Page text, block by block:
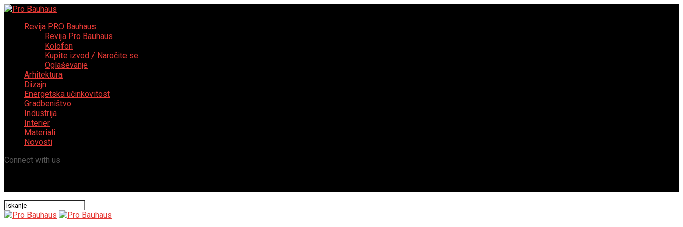
Revija PRO Bauhaus
Revija Pro Bauhaus
Kolofon
Kupite izvod / Naročite se
Oglaševanje
Arhitektura
Dizajn
Energetska učinkovitost
Gradbeništvo
Industrija
Interier
Materiali
Novosti
Connect with us